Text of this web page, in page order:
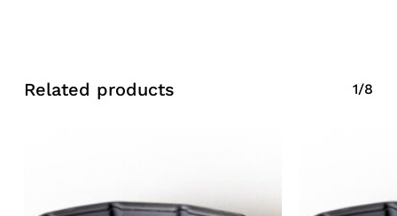
Related products 1/8